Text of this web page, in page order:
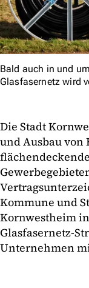
Bald auch in und
Glasfasernetz wird
Die Stadt
und Ausbau
Kommune und
Kornwestheim
Glasfasernetz-
Unternehmen